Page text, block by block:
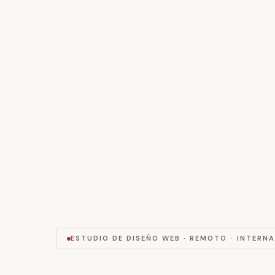
ESTUDIO DE DISEÑO WEB · REMOTO ·